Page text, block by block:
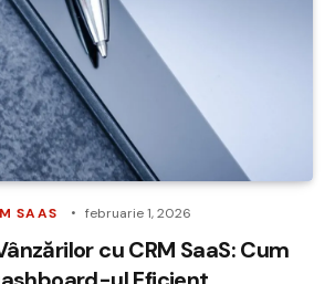
SAAS februarie 1, 2026
cu CRM SaaS: Cum